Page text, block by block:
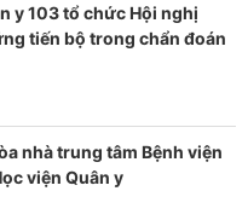
y 103 tổ chức Hội nghị
tiến bộ trong chẩn đoán
nhà trung tâm Bệnh viện
viện Quân y